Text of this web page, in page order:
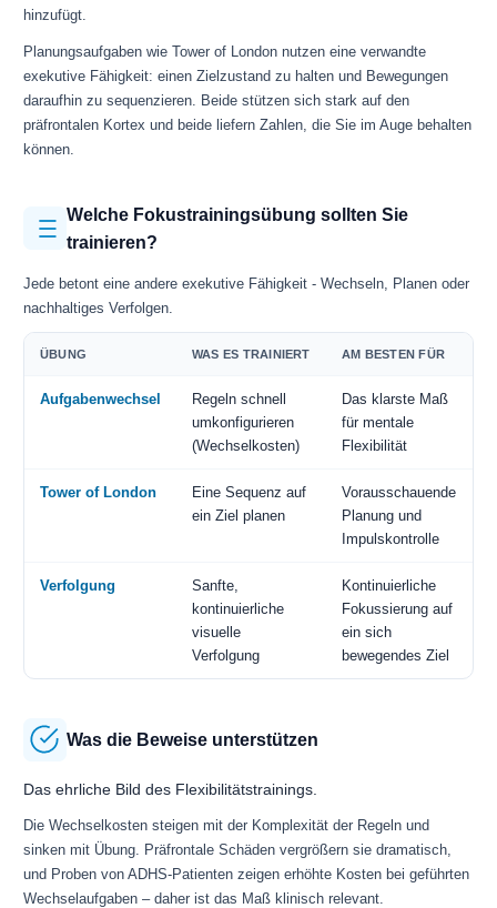
hinzufügt.
Planungsaufgaben wie Tower of London nutzen eine verwandte
exekutive Fähigkeit: einen Zielzustand zu halten und Bewegungen
daraufhin zu sequenzieren. Beide stützen sich stark auf den
präfrontalen Kortex und beide liefern Zahlen, die Sie im Auge behalten
können.
Welche Fokustrainingsübung sollten Sie
trainieren?
Jede betont eine andere exekutive Fähigkeit - Wechseln, Planen oder
nachhaltiges Verfolgen.
ÜBUNG WAS ES TRAINIERT AM BESTEN FÜR
Aufgabenwechsel
Regeln schnell
umkonfigurieren
(Wechselkosten)
Das klarste Maß
für mentale
Flexibilität
Tower of London
Eine Sequenz auf
ein Ziel planen
Vorausschauende
Planung und
Impulskontrolle
Verfolgung
Sanfte,
kontinuierliche
visuelle
Verfolgung
Kontinuierliche
Fokussierung auf
ein sich
bewegendes Ziel
Was die Beweise unterstützen
Das ehrliche Bild des Flexibilitätstrainings.
Die Wechselkosten steigen mit der Komplexität der Regeln und
sinken mit Übung. Präfrontale Schäden vergrößern sie dramatisch,
und Proben von ADHS-Patienten zeigen erhöhte Kosten bei geführten
Wechselaufgaben – daher ist das Maß klinisch relevant.